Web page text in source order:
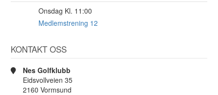
Onsdag Kl. 11:00
Medlemstrening 12
KONTAKT OSS
Nes Golfklubb
Eidsvollveien 35
2160 Vormsund